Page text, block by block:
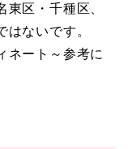
区・千種区、
ないです。
ネート～参考に